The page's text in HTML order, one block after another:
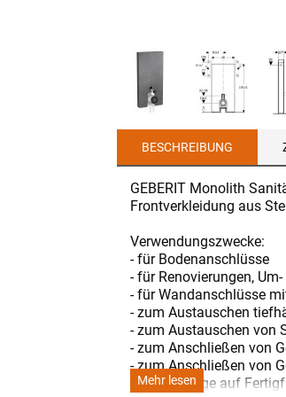
BESCHREIBUNG
GEBERIT Monolith
Frontverkleidung aus
Verwendungszwecke:
- für Bodenanschlüsse
- für Renovierungen,
- für Wandanschlüsse
- zum Austauschen
- zum Austauschen von
- zum Anschließen von
- zum Anschließen von
- zur Montage auf
Mehr lesen